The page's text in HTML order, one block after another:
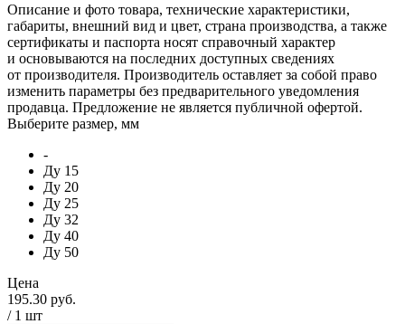
Описание и фото товара, технические характеристики,
габариты, внешний вид и цвет, страна производства, а также
сертификаты и паспорта носят справочный характер
и основываются на последних доступных сведениях
от производителя. Производитель оставляет за собой право
изменить параметры без предварительного уведомления
продавца. Предложение не является публичной офертой.
Выберите размер, мм
-
Ду 15
Ду 20
Ду 25
Ду 32
Ду 40
Ду 50
Цена
195.30 руб.
/ 1 шт